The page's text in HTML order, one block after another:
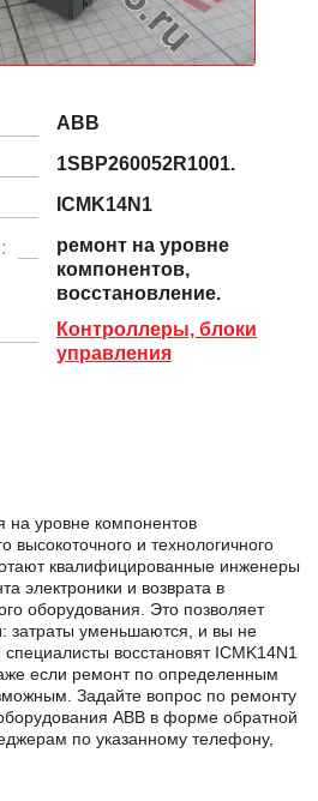
ABB
1SBP260052R1001.
ICMK14N1
ремонт на уровне
компонентов,
восстановление.
Контроллеры, блоки
управления
на уровне компонентов
и технологичного
квалифицированные инженеры
электроники и возврата в
оборудования. Это позволяет
затраты уменьшаются, и вы не
восстановят ICMK14N1
если ремонт по определенным
Задайте вопрос по ремонту
ABB в формe обратной
по указанному телефону,